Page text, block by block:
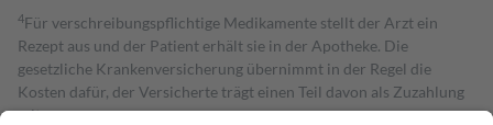
4Für verschreibungspflichtige Medikamente stellt der Arzt ein
Rezept aus und der Patient erhält sie in der Apotheke. Die
gesetzliche Krankenversicherung übernimmt in der Regel die
Kosten dafür, der Versicherte trägt einen Teil davon als Zuzahlung
mit.